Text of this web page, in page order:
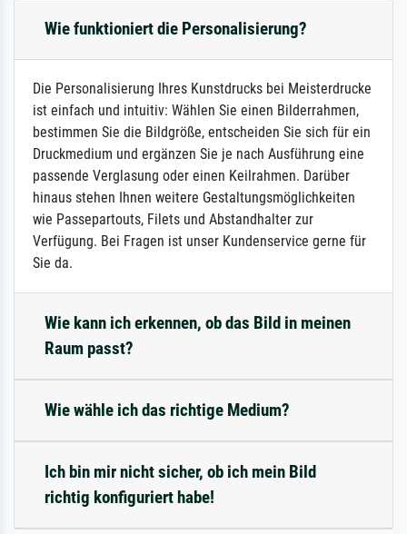
Wie funktioniert die Personalisierung?
Die Personalisierung Ihres Kunstdrucks bei Meisterdrucke
ist einfach und intuitiv: Wählen Sie einen Bilderrahmen,
bestimmen Sie die Bildgröße, entscheiden Sie sich für ein
Druckmedium und ergänzen Sie je nach Ausführung eine
passende Verglasung oder einen Keilrahmen. Darüber
hinaus stehen Ihnen weitere Gestaltungsmöglichkeiten
wie Passepartouts, Filets und Abstandhalter zur
Verfügung. Bei Fragen ist unser Kundenservice gerne für
Sie da.
Wie kann ich erkennen, ob das Bild in meinen
Raum passt?
Wie wähle ich das richtige Medium?
Ich bin mir nicht sicher, ob ich mein Bild
richtig konfiguriert habe!